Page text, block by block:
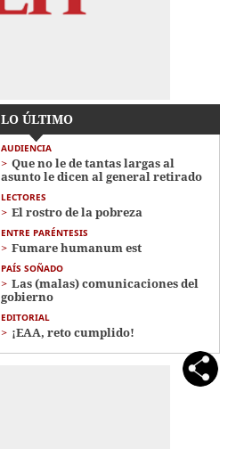
LO ÚLTIMO
AUDIENCIA
Que no le de tantas largas al
asunto le dicen al general retirado
LECTORES
El rostro de la pobreza
ENTRE PARÉNTESIS
Fumare humanum est
PAÍS SOÑADO
Las (malas) comunicaciones del
gobierno
EDITORIAL
¡EAA, reto cumplido!